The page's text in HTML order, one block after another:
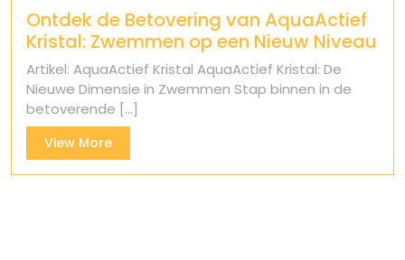
Ontdek de Betovering van AquaActief
Kristal: Zwemmen op een Nieuw Niveau
Artikel: AquaActief Kristal AquaActief Kristal: De
Nieuwe Dimensie in Zwemmen Stap binnen in de
betoverende [...]
View MoreView
More